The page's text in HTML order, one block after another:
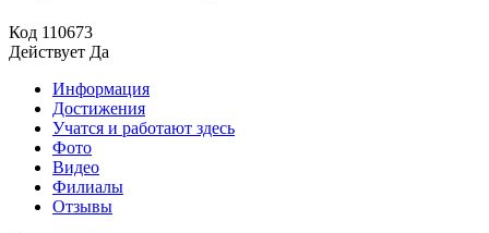
Код 110673
Действует Да
Информация
Достижения
Учатся и работают здесь
Фото
Видео
Филиалы
Отзывы